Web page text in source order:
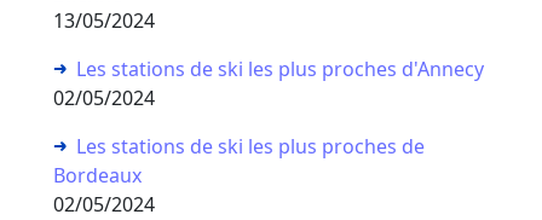
13/05/2024
Les stations de ski les plus proches d'Annecy
02/05/2024
Les stations de ski les plus proches de
Bordeaux
02/05/2024